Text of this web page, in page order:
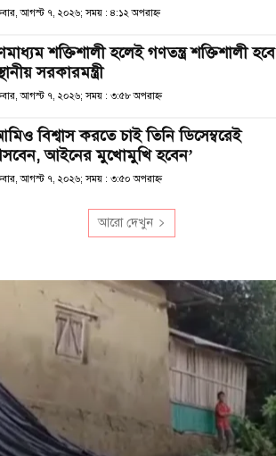
আগস্ট ৭, ২০২৬; সময় : ৪:১২ অপরাহ্ণ
শক্তিশালী হলেই গণতন্ত্র শক্তিশালী হবে
সরকারমন্ত্রী
আগস্ট ৭, ২০২৬; সময় : ৩:৫৮ অপরাহ্ণ
বিশ্বাস করতে চাই তিনি ডিসেম্বরেই
আইনের মুখোমুখি হবেন’
আগস্ট ৭, ২০২৬; সময় : ৩:৫০ অপরাহ্ণ
আরো দেখুন